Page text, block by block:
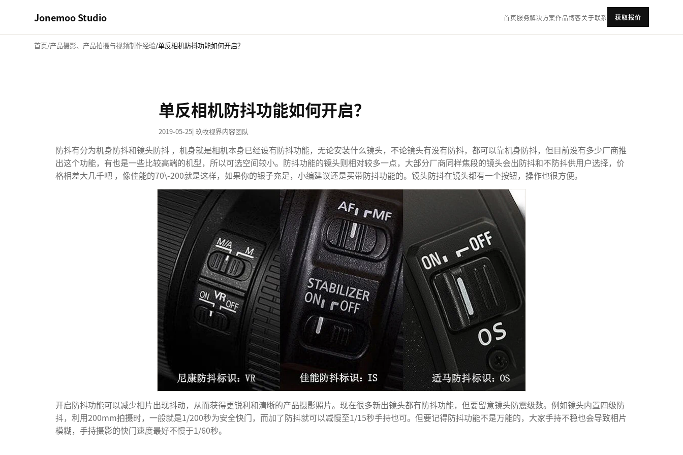
Jonemoo Studio 首页服务解决方案作品博客关于联系 获取报价
首页 产品摄影、产品拍摄与视频制作经验 单反相机防抖功能如何开启？
单反相机防抖功能如何开启？
2019-05-25| 玖牧视界内容团队
防抖有分为机身防抖和镜头防抖 ，机身就是相机本身已经设有防抖功能，无论安装什么镜头，不论镜头有没有防抖，都可以靠机身防抖，但目前没有多少厂商推
出这个功能，有也是一些比较高端的机型，所以可选空间较小。防抖功能的镜头则相对较多一点，大部分厂商同样焦段的镜头会出防抖和不防抖供用户选择，价
格相差大几千吧 ，像佳能的70\-200就是这样，如果你的银子充足，小编建议还是买带防抖功能的。镜头防抖在镜头都有一个按钮，操作也很方便。
开启防抖功能可以减少相片出现抖动，从而获得更锐利和清晰的产品摄影照片。现在很多新出镜头都有防抖功能，但要留意镜头防震级数。例如镜头内置四级防
抖，利用200mm拍摄时，一般就是1/200秒为安全快门，而加了防抖就可以减慢至1/15秒手持也可。但要记得防抖功能不是万能的，大家手持不稳也会导致相片
模糊，手持摄影的快门速度最好不慢于1/60秒。